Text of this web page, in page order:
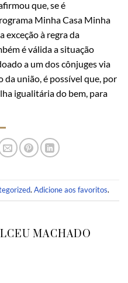
que, se é
Minha Casa Minha
exceção à regra da
é válida a situação
a um dos cônjuges via
união, é possível que, por
igualitária do bem, para
. Adicione aos favoritos.
MACHADO